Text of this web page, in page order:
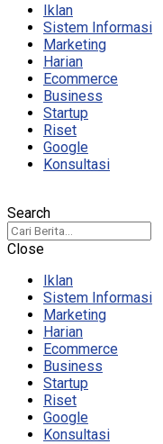
Iklan
Sistem Informasi
Marketing
Harian
Ecommerce
Business
Startup
Riset
Google
Konsultasi
Search
Close
Iklan
Sistem Informasi
Marketing
Harian
Ecommerce
Business
Startup
Riset
Google
Konsultasi